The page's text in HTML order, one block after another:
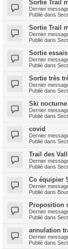
Sortie Trail
Dernier
Publié dans
Sortie Trail
Dernier
Publié dans
Sortie
Dernier
Publié dans
Sortie très
Dernier
Publié dans
Ski nocturne
Dernier
Publié dans
covid
Dernier
Publié dans
Trail des
Dernier
Publié dans
Co équipier
Dernier
Publié dans
Proposition
Dernier
Publié dans
annulation
Dernier
Publié dans